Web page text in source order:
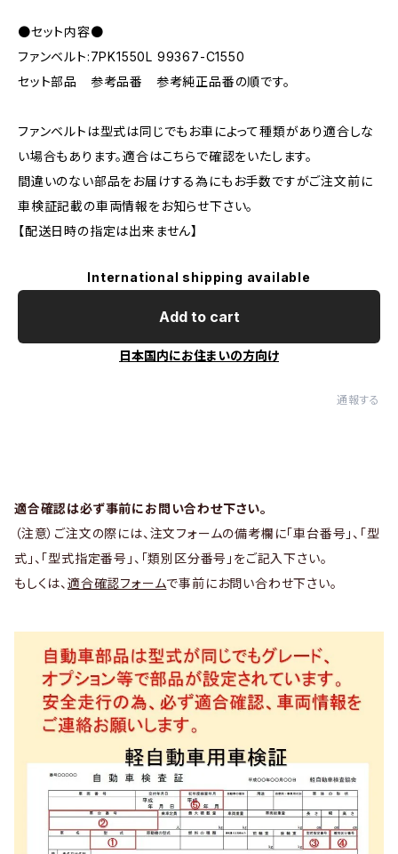
●セット内容●
ファンベルト:7PK1550L 99367-C1550
セット部品 参考品番 参考純正品番の順です。
ファンベルトは型式は同じでもお車によって種類があり適合しな
い場合もあります。適合はこちらで確認をいたします。
間違いのない部品をお届けする為にもお手数ですがご注文前に
車検証記載の車両情報をお知らせ下さい。
【配送日時の指定は出来ません】
International shipping available
Add to cart
日本国内にお住まいの方向け
通報する
適合確認は必ず事前にお問い合わせ下さい。
（注意）ご注文の際には、注文フォームの備考欄に「車台番号」、「型
式」、「型式指定番号」、「類別区分番号」をご記入下さい。
もしくは、 適合確認フォームで事前にお問い合わせ下さい。